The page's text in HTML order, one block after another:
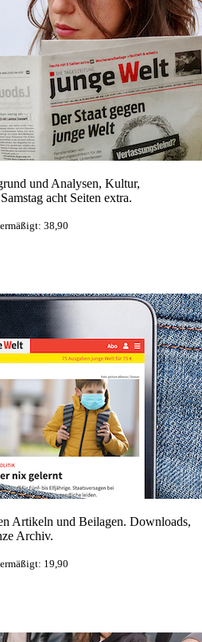
und Analysen, Kultur,
acht Seiten extra.
38,90
Artikeln und Beilagen. Downloads,
Archiv.
19,90